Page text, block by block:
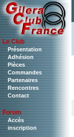
Le Club
Présentation
Adhésion
Pièces
Commandes
Partenaires
Rencontres
Contact
Forum
Accès
inscription